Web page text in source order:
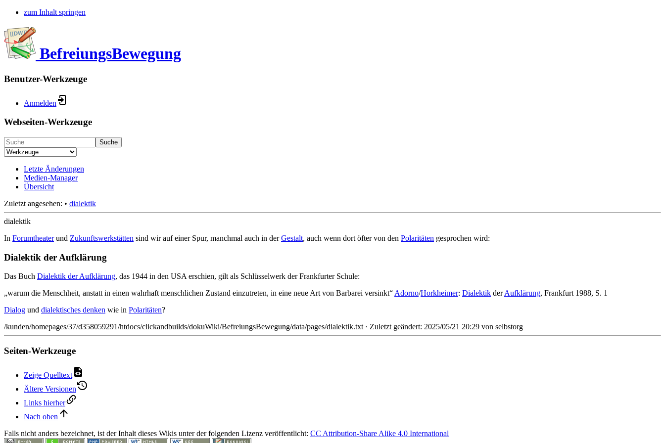
zum Inhalt springen
BefreiungsBewegung
Benutzer-Werkzeuge
Anmelden
Webseiten-Werkzeuge
Suche
Letzte Änderungen
Medien-Manager
Übersicht
Zuletzt angesehen: • dialektik
dialektik
In Forumtheaterund Zukunftswerkstätten sind wir auf einer Spur, manchmal auch in derGestalt, auch wenn dort öfter von den Polaritäten gesprochen wird:
Dialektik der Aufklärung
Das Buch Dialektik der Aufklärung, das 1944 in den USA erschien, gilt als Schlüsselwerk der Frankfurter Schule:
„warum die Menschheit, anstatt in einen wahrhaft menschlichen Zustand einzutreten, in eine neue Art von Barbarei versinkt“Adorno/Horkheimer: Dialektik derAufklärung, Frankfurt 1988, S. 1
Dialog und dialektisches denken wie in Polaritäten?
/kunden/homepages/37/d358059291/htdocs/clickandbuilds/dokuWiki/BefreiungsBewegung/data/pages/dialektik.txt· Zuletzt geändert: 2025/05/21 20:29 von selbstorg
Seiten-Werkzeuge
Zeige Quelltext
Ältere Versionen
Links hierher
Nach oben
Falls nicht anders bezeichnet, ist der Inhalt dieses Wikis unter der folgenden Lizenz veröffentlicht: CC Attribution-Share Alike 4.0 International